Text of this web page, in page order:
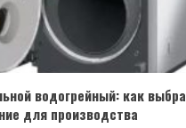
водогрейный: как
для производства